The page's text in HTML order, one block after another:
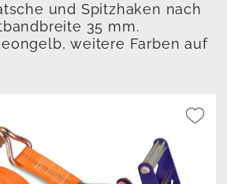
und Spitzhaken nach
35 mm.
weitere Farben auf